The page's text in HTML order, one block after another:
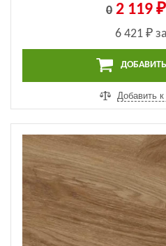
0 2 119 ₽
6 421 ₽
Добавить